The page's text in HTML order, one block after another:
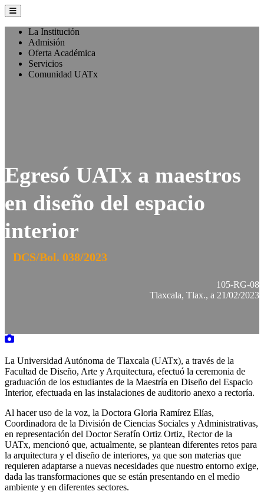
La Institución
Admisión
Oferta Académica
Servicios
Comunidad UATx
Egresó UATx a maestros
en diseño del espacio
interior
DCS/Bol. 038/2023
105-RG-08
Tlaxcala, Tlax., a 21/02/2023
La Universidad Autónoma de Tlaxcala (UATx), a través de la
Facultad de Diseño, Arte y Arquitectura, efectuó la ceremonia de
graduación de los estudiantes de la Maestría en Diseño del Espacio
Interior, efectuada en las instalaciones de auditorio anexo a rectoría.
Al hacer uso de la voz, la Doctora Gloria Ramírez Elías,
Coordinadora de la División de Ciencias Sociales y Administrativas,
en representación del Doctor Serafín Ortiz Ortiz, Rector de la
UATx, mencionó que, actualmente, se plantean diferentes retos para
la arquitectura y el diseño de interiores, ya que son materias que
requieren adaptarse a nuevas necesidades que nuestro entorno exige,
dada las transformaciones que se están presentando en el medio
ambiente y en diferentes sectores.